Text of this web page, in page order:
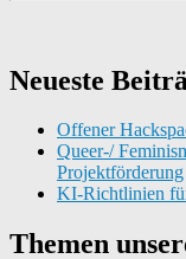
Neueste
Offener
Queer-/
Projektförderung
KI-Richtlinien
Themen